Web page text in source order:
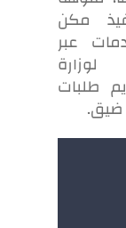
مكن
عبر
طلبات
ضيق.